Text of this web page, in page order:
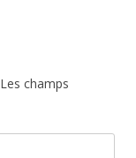
Les champs